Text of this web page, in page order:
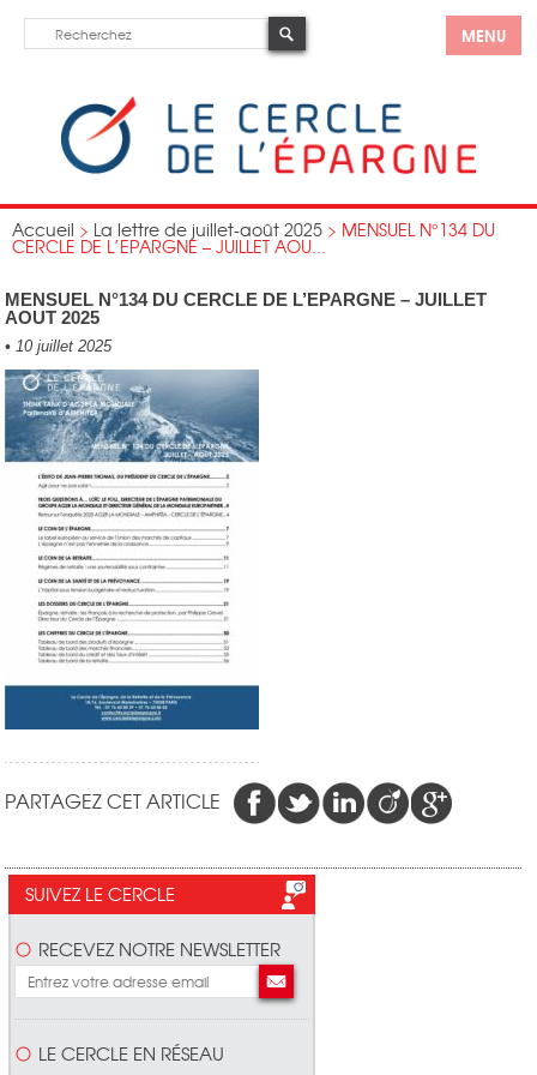
MENU
Accueil > La lettre de juillet-août 2025 > MENSUEL N°134 DU
CERCLE DE L’EPARGNE – JUILLET AOU...
MENSUEL N°134 DU CERCLE DE L’EPARGNE – JUILLET
AOUT 2025
• 10 juillet 2025
PARTAGEZ CET ARTICLE
SUIVEZ LE CERCLE
RECEVEZ NOTRE NEWSLETTER
LE CERCLE EN RÉSEAU